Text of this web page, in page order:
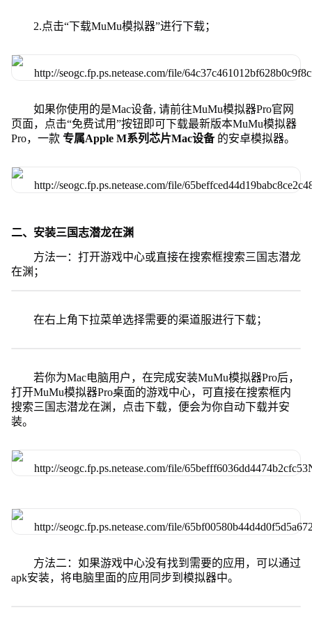
2.点击“下载MuMu模拟器”进行下载；
如果你使用的是Mac设备, 请前往MuMu模拟器Pro官网
页面，点击“免费试用”按钮即可下载最新版本MuMu模拟器
Pro，一款 专属Apple M系列芯片Mac设备 的安卓模拟器。
二、安装三国志潜龙在渊
方法一：打开游戏中心或直接在搜索框搜索三国志潜龙
在渊；
在右上角下拉菜单选择需要的渠道服进行下载；
若你为Mac电脑用户，在完成安装MuMu模拟器Pro后，
打开MuMu模拟器Pro桌面的游戏中心，可直接在搜索框内
搜索三国志潜龙在渊，点击下载，便会为你自动下载并安
装。
方法二：如果游戏中心没有找到需要的应用，可以通过
apk安装，将电脑里面的应用同步到模拟器中。